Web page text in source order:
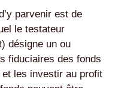
parvenir est de
le testateur
désigne un ou
fiduciaires des fonds
les investir au profit